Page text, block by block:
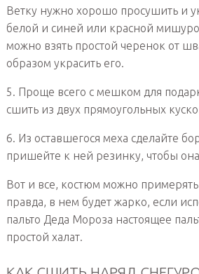
Ветку нужно хорошо просушить и
белой и синей или красной
можно взять простой черенок от
образом украсить его.
5. Проще всего с мешком для
сшить из двух прямоугольных
6. Из оставшегося меха сделайте
пришейте к ней резинку, чтобы
Вот и все, костюм можно примерять
правда, в нем будет жарко, если
пальто Деда Мороза настоящее
простой халат.